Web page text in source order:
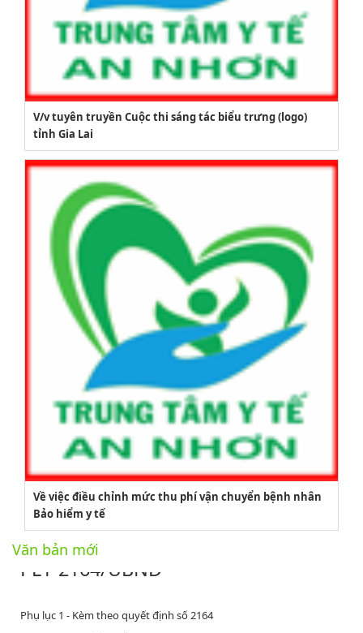
V/v tuyên truyền Cuộc thi sáng tác biểu trưng (logo)
tỉnh Gia Lai
Về việc điều chỉnh mức thu phí vận chuyển bệnh nhân
Bảo hiểm y tế
Văn bản mới
2164/QĐUBND
Quyết định phê duyệt danh mục vị trí việc làm
Lượt xem:3775 | lượt tải:1521
PL1-2164/UBND
Lượt xem:2047 | lượt tải:758